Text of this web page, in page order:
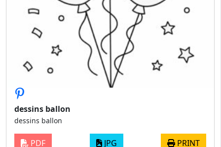
dessins ballon
dessins ballon
PDF JPG PRINT